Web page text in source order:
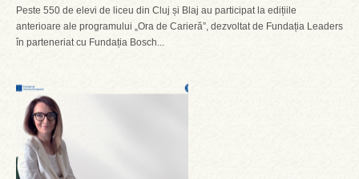
Peste 550 de elevi de liceu din Cluj și Blaj au participat la edițiile
anterioare ale programului „Ora de Carieră”, dezvoltat de Fundația Leaders
în parteneriat cu Fundația Bosch...